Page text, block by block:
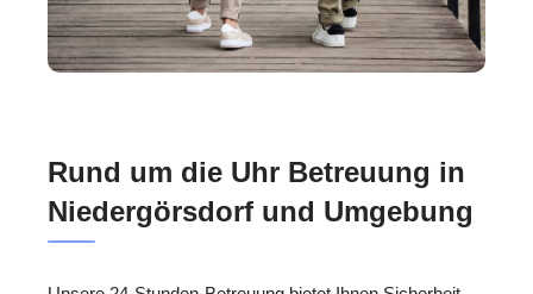
Rund um die Uhr Betreuung in
Niedergörsdorf und Umgebung